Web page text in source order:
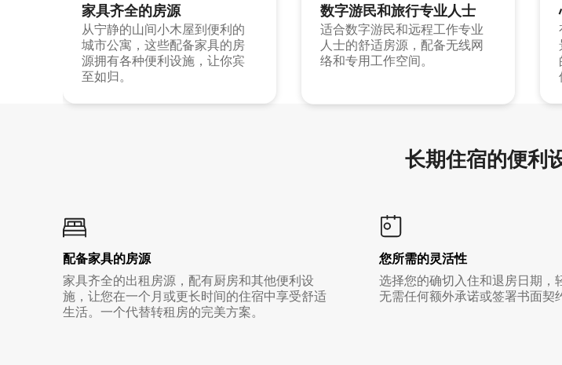
家具齐全的房源
从宁静的山间小木屋到便利的
城市公寓，这些配备家具的房
源拥有各种便利设施，让你宾
至如归。
数字游民和旅行专业人士
适合数字游民和远程工作专业
人士的舒适房源，配备无线网
络和专用工作空间。
长期住宿的便利
配备家具的房源
家具齐全的出租房源，配有厨房和其他便利设
施，让您在一个月或更长时间的住宿中享受舒适
生活。一个代替转租房的完美方案。
您所需的灵活性
选择您的确切入住和退房日期，
无需任何额外承诺或签署书面契